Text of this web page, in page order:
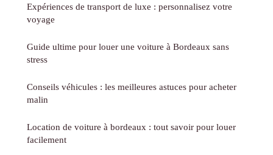
Expériences de transport de luxe : personnalisez votre
voyage
Guide ultime pour louer une voiture à Bordeaux sans
stress
Conseils véhicules : les meilleures astuces pour acheter
malin
Location de voiture à bordeaux : tout savoir pour louer
facilement